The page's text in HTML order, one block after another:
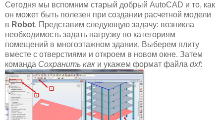
Сегодня мы вспомним старый добрый AutoCAD и то, как
он может быть полезен при создании расчетной модели
в Robot. Представим следующую задачу: возникла
необходимость задать нагрузку по категориям
помещений в многоэтажном здании. Выберем плиту
вместе с отверстиями и откроем в новом окне. Затем
команда Сохранить как и укажем формат файла dxf: